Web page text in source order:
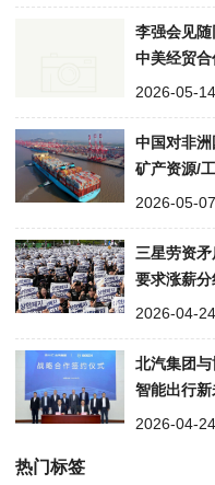
李强会见
中美经贸合
2026-05-14
中国对非
矿产资源/
2026-05-07
三星劳资
要求涨薪分
2026-04-24
北汽集团
智能出行新
2026-04-24
热门标签